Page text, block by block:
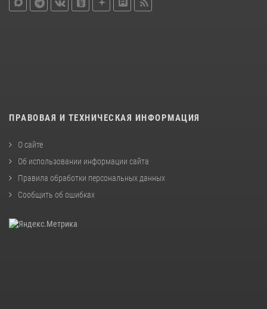
ПРАВОВАЯ И ТЕХНИЧЕСКАЯ ИНФОРМАЦИЯ
О сайте
Об использовании информации сайта
Правила обработки персональных данных
Сообщить об ошибках